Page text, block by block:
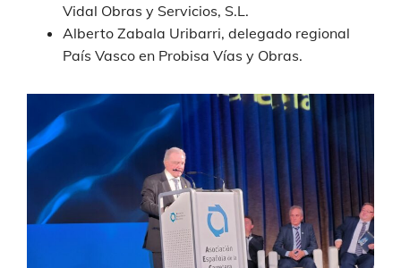
Vidal Obras y Servicios, S.L.
Alberto Zabala Uribarri, delegado regional
País Vasco en Probisa Vías y Obras.